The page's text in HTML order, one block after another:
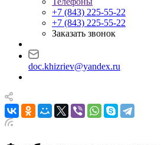
+7 (843) 225-55-22
+7 (843) 225-55-22
Заказать звонок
doc.khizriev@yandex.ru